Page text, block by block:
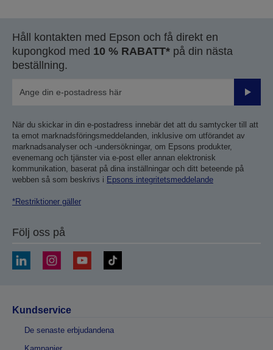
Håll kontakten med Epson och få direkt en
kupongkod med 10 % RABATT* på din nästa
beställning.
Skicka
När du skickar in din e-postadress innebär det att du samtycker till att
ta emot marknadsföringsmeddelanden, inklusive om utförandet av
marknadsanalyser och -undersökningar, om Epsons produkter,
evenemang och tjänster via e-post eller annan elektronisk
kommunikation, baserat på dina inställningar och ditt beteende på
webben så som beskrivs i Epsons integritetsmeddelande
*Restriktioner gäller
Följ oss på
Kundservice
De senaste erbjudandena